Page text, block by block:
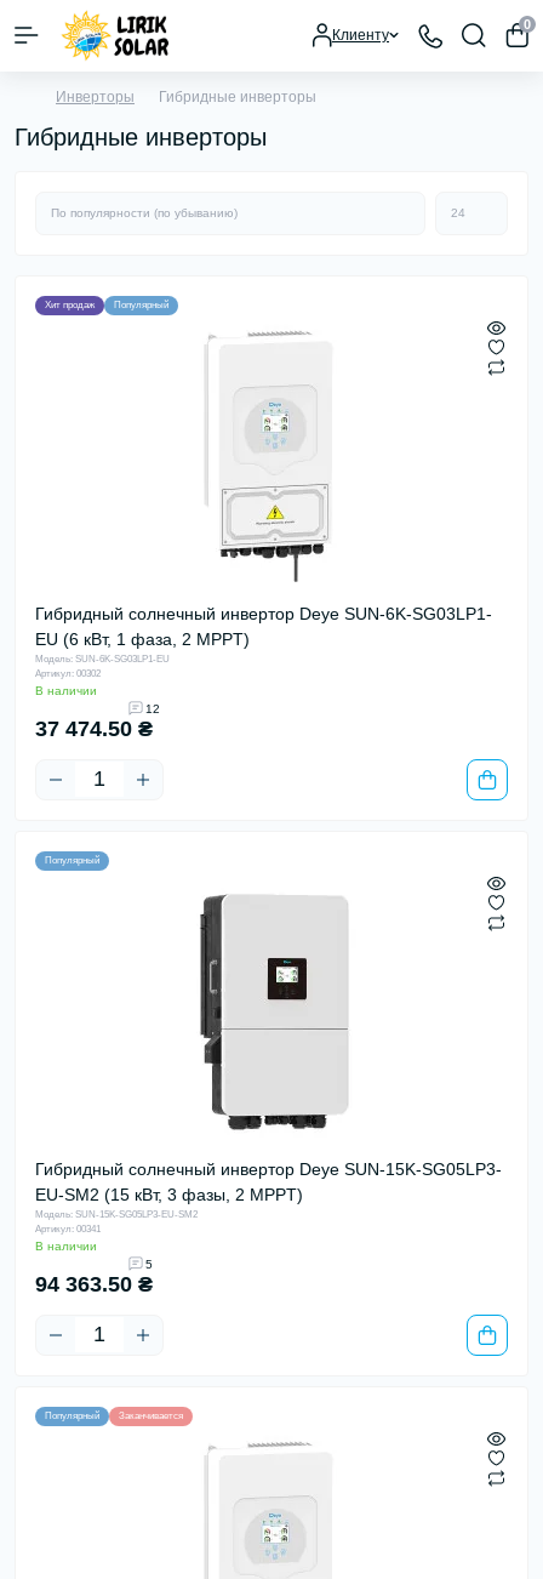
Клиенту
0
Инверторы Гибридные инверторы
Гибридные инверторы
Хит продаж Популярный
Гибридный солнечный инвертор Deye SUN-6K-SG03LP1-
EU (6 кВт, 1 фаза, 2 MPPT)
Модель: SUN-6K-SG03LP1-EU
Артикул: 00302
В наличии
12
37 474.50 ₴
Популярный
Гибридный солнечный инвертор Deye SUN-15K-SG05LP3-
EU-SM2 (15 кВт, 3 фазы, 2 MPPT)
Модель: SUN-15K-SG05LP3-EU-SM2
Артикул: 00341
В наличии
5
94 363.50 ₴
Популярный Заканчивается